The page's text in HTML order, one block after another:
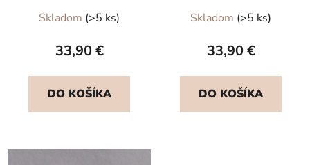
hodnotenie
produktu
5,0
z
Skladom (>5 ks)
33,90 €
DO KOŠÍKA
hodnotenie
produktu
5,0
z
Skladom (>5 ks)
33,90 €
DO KOŠÍKA